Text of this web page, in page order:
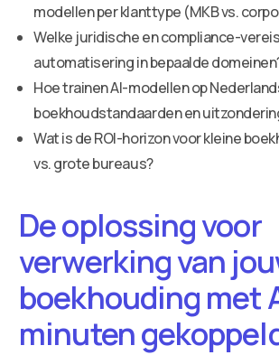
modellen per klanttype (MKB vs.
Welke juridische en compliance-
automatisering in bepaalde
Hoe trainen AI-modellen op
boekhoudstandaarden en
Wat is de ROI-horizon voor kleine
vs. grote bureaus?
De oplossing voor
verwerking van
boekhouding met
minuten